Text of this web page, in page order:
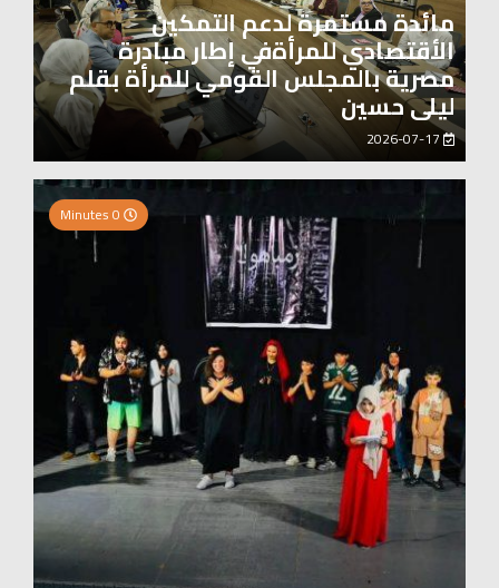
مائدة مستمرة لدعم التمكين
الأقتصادي للمرأةفي إطار مبادرة
مصرية بالمجلس القومي للمرأة بقلم
ليلى حسين
2026-07-17